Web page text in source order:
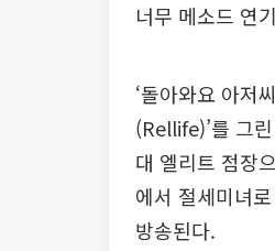
너무 메소드 연
‘돌아와요 아저
(Rellife)’를 그
대 엘리트 점장
에서 절세미녀
방송된다.